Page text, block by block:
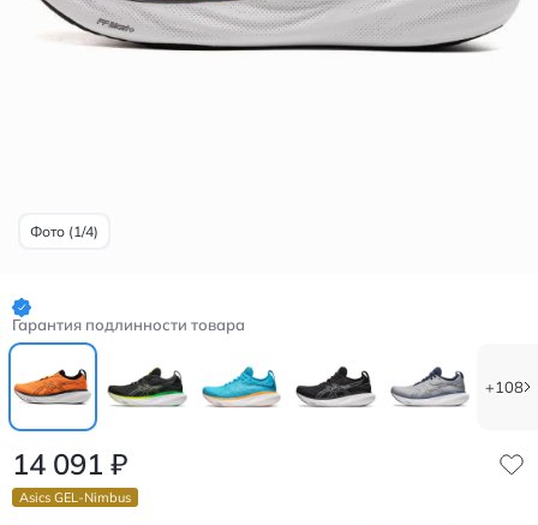
Фото (1/4)
Гарантия подлинности товара
+108
14 091 ₽
Asics GEL-Nimbus